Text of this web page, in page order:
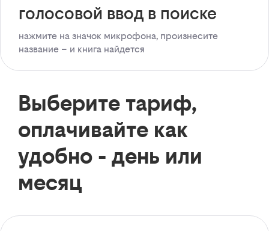
голосовой ввод в поиске
нажмите на значок микрофона, произнесите
название – и книга найдется
Выберите тариф,
оплачивайте как
удобно - день или
месяц